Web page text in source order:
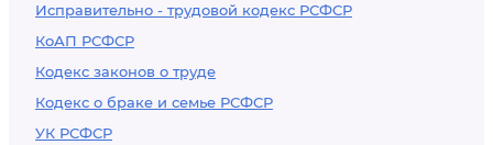
Исправительно - трудовой кодекс РСФСР
КоАП РСФСР
Кодекс законов о труде
Кодекс о браке и семье РСФСР
УК РСФСР